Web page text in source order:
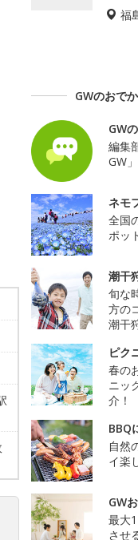
福
GWのおで
GW
編集
GW
ネモ
全国
ポッ
潮干
旬な
方の
潮干
ピク
春の
ニッ
介！
BBQ
自然
イ楽
GW
最大
させ